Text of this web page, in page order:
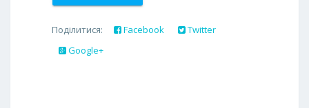
Поділитися: Facebook
Twitter
Google+